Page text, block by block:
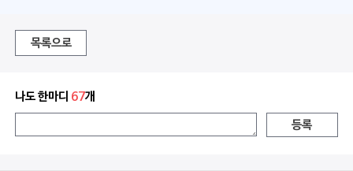
목록으로
나도 한마디 67개
등록